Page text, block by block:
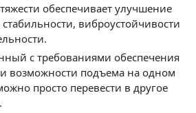
обеспечивает улучшение
стабильности, виброустойчивости
с требованиями обеспечения
возможности подъема на одном
просто перевести в другое